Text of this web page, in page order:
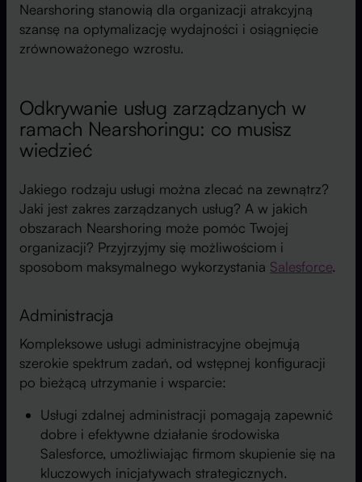
Nearshoring stanowią dla organizacji atrakcyjną
szansę na optymalizację wydajności i osiągnięcie
zrównoważonego wzrostu.
Odkrywanie usług zarządzanych w
ramach Nearshoringu: co musisz
wiedzieć
Jakiego rodzaju usługi można zlecać na zewnątrz?
Jaki jest zakres zarządzanych usług? A w jakich
obszarach Nearshoring może pomóc Twojej
organizacji? Przyjrzyjmy się możliwościom i
sposobom maksymalnego wykorzystania Salesforce.
Administracja
Kompleksowe usługi administracyjne obejmują
szerokie spektrum zadań, od wstępnej konfiguracji
po bieżącą utrzymanie i wsparcie:
Usługi zdalnej administracji pomagają zapewnić
dobre i efektywne działanie środowiska
Salesforce, umożliwiając firmom skupienie się na
kluczowych inicjatywach strategicznych.